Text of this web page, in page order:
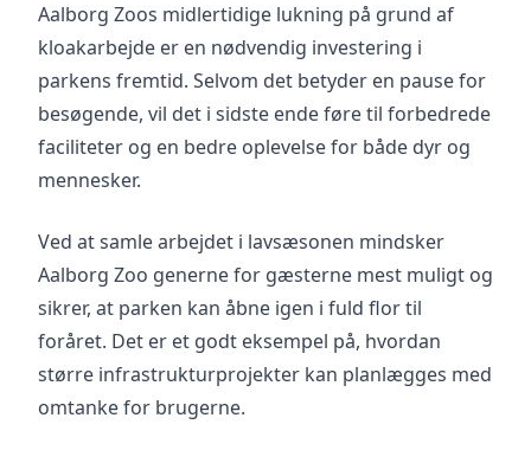
Aalborg Zoos midlertidige lukning på grund af
kloakarbejde er en nødvendig investering i
parkens fremtid. Selvom det betyder en pause for
besøgende, vil det i sidste ende føre til forbedrede
faciliteter og en bedre oplevelse for både dyr og
mennesker.
Ved at samle arbejdet i lavsæsonen mindsker
Aalborg Zoo generne for gæsterne mest muligt og
sikrer, at parken kan åbne igen i fuld flor til
foråret. Det er et godt eksempel på, hvordan
større infrastrukturprojekter kan planlægges med
omtanke for brugerne.